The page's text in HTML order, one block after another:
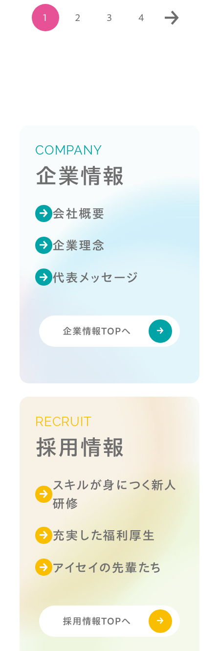
1 2 3 4
COMPANY
企業情報
会社概要
企業理念
代表メッセージ
企業情報TOPへ
RECRUIT
採用情報
スキルが身につく新人
研修
充実した福利厚生
アイセイの先輩たち
採用情報TOPへ